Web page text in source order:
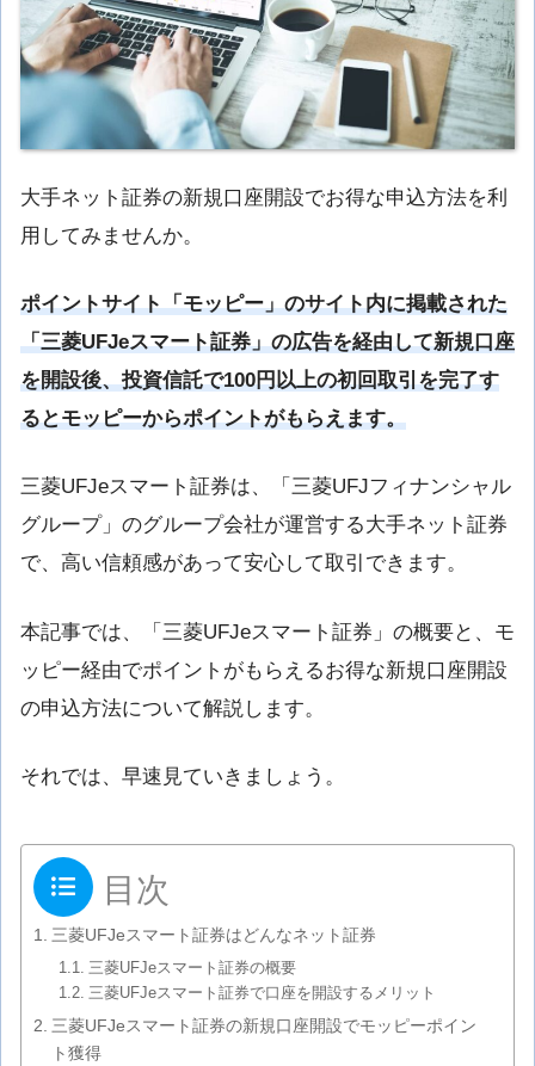
大手ネット証券の新規口座開設でお得な申込方法を利
用してみませんか。
ポイントサイト「モッピー」のサイト内に掲載された
「三菱UFJeスマート証券」の広告を経由して新規口座
を開設後、投資信託で100円以上の初回取引を完了す
るとモッピーからポイントがもらえます。
三菱UFJeスマート証券は、「三菱UFJフィナンシャル
グループ」のグループ会社が運営する大手ネット証券
で、高い信頼感があって安心して取引できます。
本記事では、「三菱UFJeスマート証券」の概要と、モ
ッピー経由でポイントがもらえるお得な新規口座開設
の申込方法について解説します。
それでは、早速見ていきましょう。
目次
三菱UFJeスマート証券はどんなネット証券
三菱UFJeスマート証券の概要
三菱UFJeスマート証券で口座を開設するメリット
三菱UFJeスマート証券の新規口座開設でモッピーポイン
ト獲得